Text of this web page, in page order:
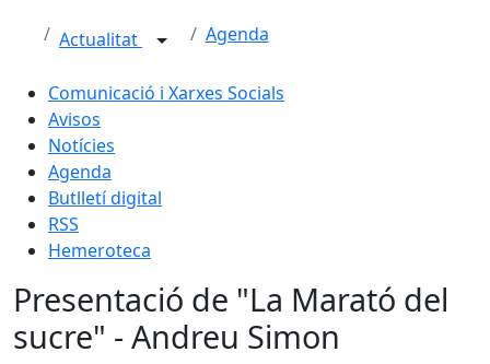
Actualitat Agenda
Comunicació i Xarxes Socials
Avisos
Notícies
Agenda
Butlletí digital
RSS
Hemeroteca
Presentació de "La Marató del
sucre" - Andreu Simon